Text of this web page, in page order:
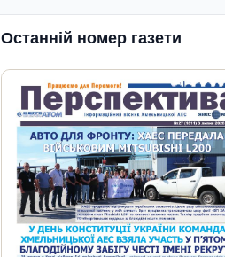
Останній номер газети